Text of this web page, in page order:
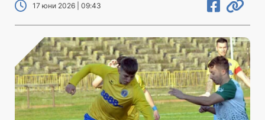
17 юни 2026 | 09:43